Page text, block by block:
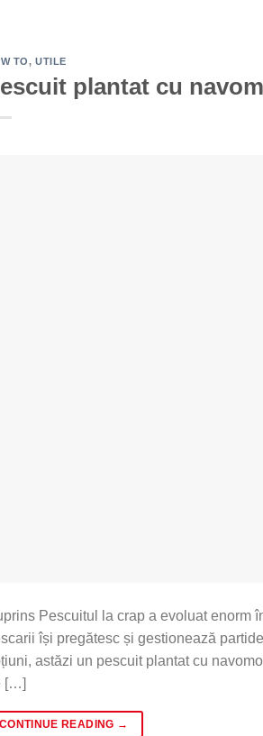
TO, UTILE
plantat cu
Pescuitul la crap a evoluat enorm
își pregătesc și gestionează
astăzi un pescuit plantat cu
[…]
CONTINUE READING →